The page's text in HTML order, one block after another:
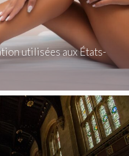
utilisées aux États-